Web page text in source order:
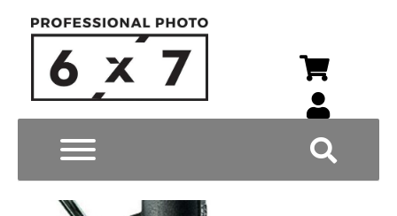
Wyszukiwarka